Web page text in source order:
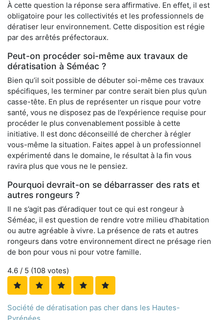
À cette question la réponse sera affirmative. En effet, il est
obligatoire pour les collectivités et les professionnels de
dératiser leur environnement. Cette disposition est régie
par des arrêtés préfectoraux.
Peut-on procéder soi-même aux travaux de
dératisation à Séméac ?
Bien qu’il soit possible de débuter soi-même ces travaux
spécifiques, les terminer par contre serait bien plus qu’un
casse-tête. En plus de représenter un risque pour votre
santé, vous ne disposez pas de l’expérience requise pour
procéder le plus convenablement possible à cette
initiative. Il est donc déconseillé de chercher à régler
vous-même la situation. Faites appel à un professionnel
expérimenté dans le domaine, le résultat à la fin vous
ravira plus que vous ne le pensiez.
Pourquoi devrait-on se débarrasser des rats et
autres rongeurs ?
Il ne s’agit pas d’éradiquer tout ce qui est rongeur à
Séméac, il est question de rendre votre milieu d’habitation
ou autre agréable à vivre. La présence de rats et autres
rongeurs dans votre environnement direct ne présage rien
de bon pour vous ni pour votre famille.
4.6 / 5 (108 votes)
Société de dératisation pas cher dans les Hautes-